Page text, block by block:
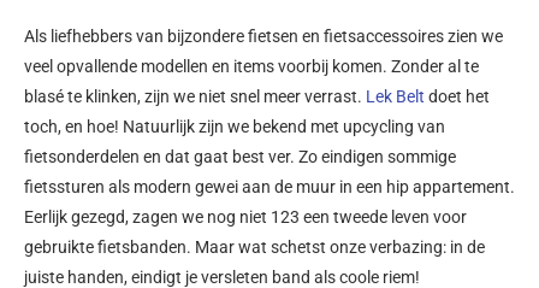
Als liefhebbers van bijzondere fietsen en fietsaccessoires zien we
veel opvallende modellen en items voorbij komen. Zonder al te
blasé te klinken, zijn we niet snel meer verrast. Lek Belt doet het
toch, en hoe! Natuurlijk zijn we bekend met upcycling van
fietsonderdelen en dat gaat best ver. Zo eindigen sommige
fietssturen als modern gewei aan de muur in een hip appartement.
Eerlijk gezegd, zagen we nog niet 123 een tweede leven voor
gebruikte fietsbanden. Maar wat schetst onze verbazing: in de
juiste handen, eindigt je versleten band als coole riem!